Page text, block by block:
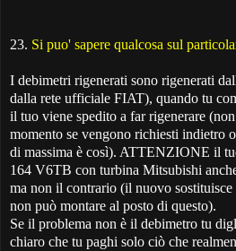
23. Si puo' sapere qualcosa sul
I debimetri rigenerati sono rigenerati
dalla rete ufficiale FIAT), quando tu
il tuo viene spedito a far rigenerare
momento se vengono richiesti indietro
di massima è così). ATTENZIONE il
164 V6TB con turbina Mitsubishi
ma non il contrario (il nuovo
non può montare al posto di questo).
Se il problema non è il debimetro tu
chiaro che tu paghi solo ciò che